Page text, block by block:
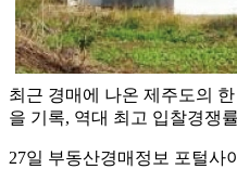
최근 경매에 나온 제주도의
을 기록, 역대 최고 입찰경쟁
27일 부동산경매정보 포털사